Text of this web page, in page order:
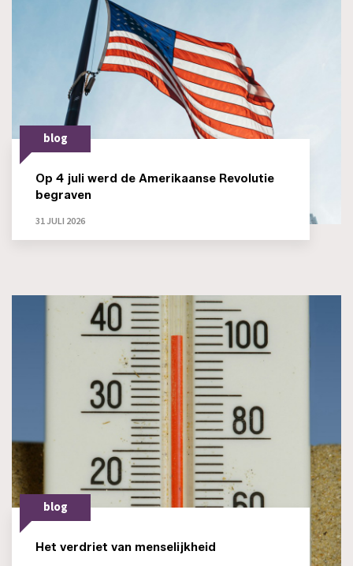
blog
Op 4 juli werd de Amerikaanse Revolutie
begraven
31 JULI 2026
blog
Het verdriet van menselijkheid